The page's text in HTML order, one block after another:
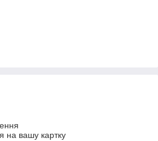
на вашу картку